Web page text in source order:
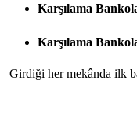
Karşılama
Karşılama
Girdiği her mekânda ilk